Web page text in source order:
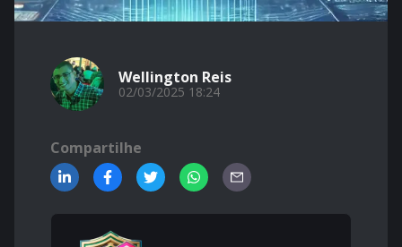
Wellington Reis
02/03/2025 18:24
Compartilhe